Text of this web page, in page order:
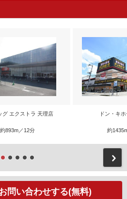
グ エクストラ 天理店
約893m／12分
ドン・キ
約
問い合わせする(無料)